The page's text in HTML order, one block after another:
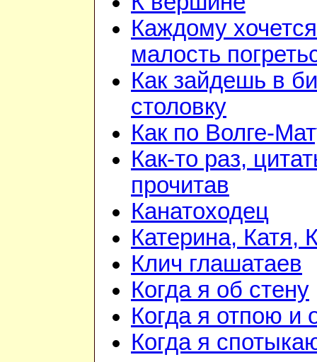
Каждому хочется
малость
Как зайдешь в
столовку
Как по Волге-
Как-то раз,
прочитав
Канатоходец
Катерина, Катя,
Клич глашатаев
Когда я об стену
Когда я отпою и
Когда я